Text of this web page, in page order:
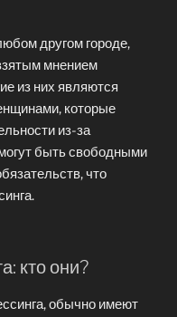
другом городе,
мнением
из них являются
которые
из-за
быть свободными
что
кто они?
обычно имеют